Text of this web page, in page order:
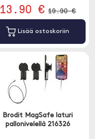
13.90 € 19.90 €
Lisää ostoskoriin
Brodit MagSafe laturi
pallonivelellä 216326